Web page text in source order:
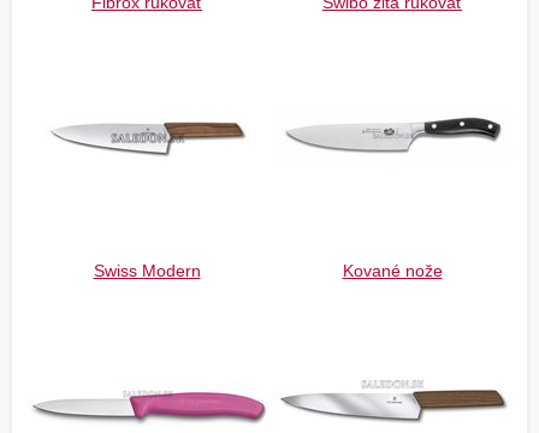
Swiss Modern Kované nože